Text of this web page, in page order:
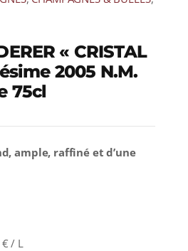
« CRISTAL
2005 N.M.
75cl
ample, raffiné et d’une
€ / L